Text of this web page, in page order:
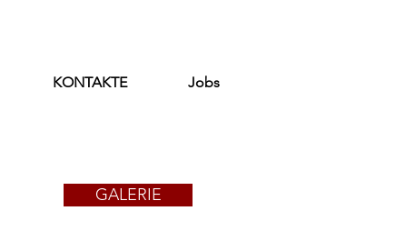
KONTAKTE Jobs
GALERIE